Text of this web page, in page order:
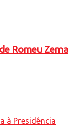
Romeu Zema